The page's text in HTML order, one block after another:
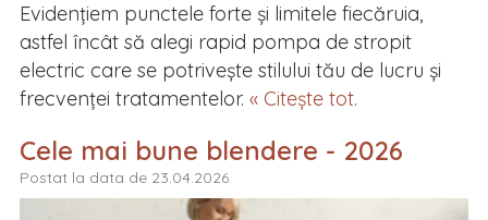
Evidențiem punctele forte și limitele fiecăruia,
astfel încât să alegi rapid pompa de stropit
electric care se potrivește stilului tău de lucru și
frecvenței tratamentelor. « Citește tot.
Cele mai bune blendere - 2026
Postat la data de 23.04.2026.